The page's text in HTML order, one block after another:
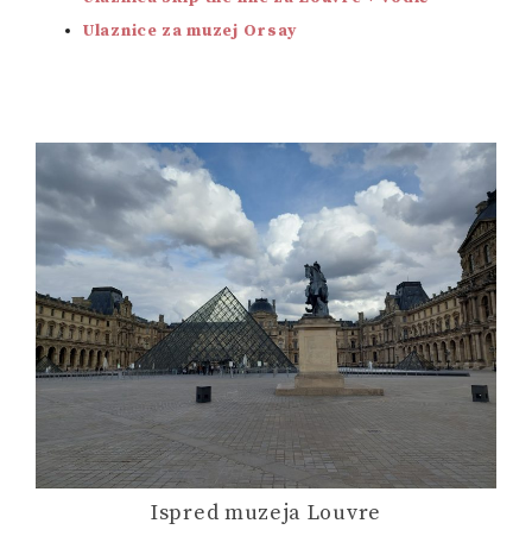
Ulaznice za muzej Orsay
Ispred muzeja Louvre